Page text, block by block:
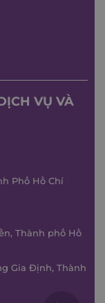
VỤ VÀ
Phố Hồ Chí
Thành phố Hồ
Gia Định, Thành